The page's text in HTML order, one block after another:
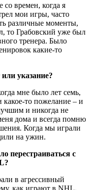
времен, когда я
мои игры, часто
различные моменты,
то Грабовский уже был
тренера. Было
какие-то
указание?
мне было лет семь,
какое-то пожелание – и
и никогда не
дома и всегда помню
Когда мы играли
на ужин.
перестраиваться с
в агрессивный
как играют в NHL.